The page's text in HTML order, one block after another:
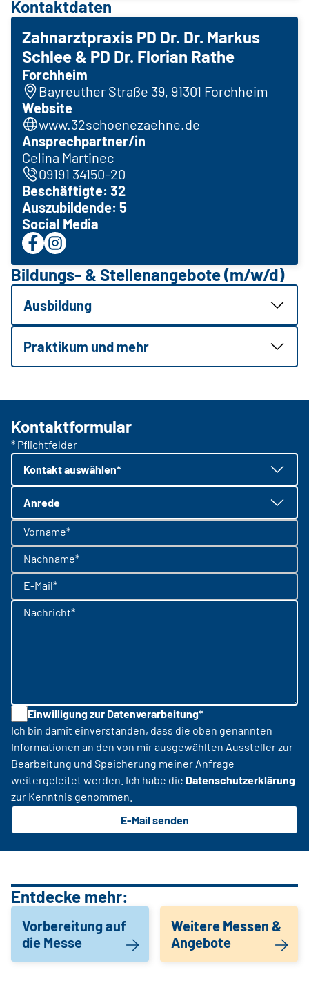
Kontaktdaten
Zahnarztpraxis PD Dr. Dr. Markus
Schlee & PD Dr. Florian Rathe
Forchheim
Bayreuther Straße 39, 91301 Forchheim
Website
www.32schoenezaehne.de
Ansprechpartner/in
Celina Martinec
09191 34150-20
Beschäftigte: 32
Auszubildende: 5
Social Media
Bildungs- & Stellenangebote (m/w/d)
Ausbildung
Praktikum und mehr
Kontaktformular
* Pflichtfelder
Kontakt auswählen*
Anrede
Vorname*
Nachname*
E-Mail*
Nachricht*
Einwilligung zur Datenverarbeitung*
Ich bin damit einverstanden, dass die oben genannten
Informationen an den von mir ausgewählten Aussteller zur
Bearbeitung und Speicherung meiner Anfrage
weitergeleitet werden. Ich habe die Datenschutzerklärung
zur Kenntnis genommen.
E-Mail senden
Entdecke mehr:
Vorbereitung auf
die Messe
Weitere Messen &
Angebote